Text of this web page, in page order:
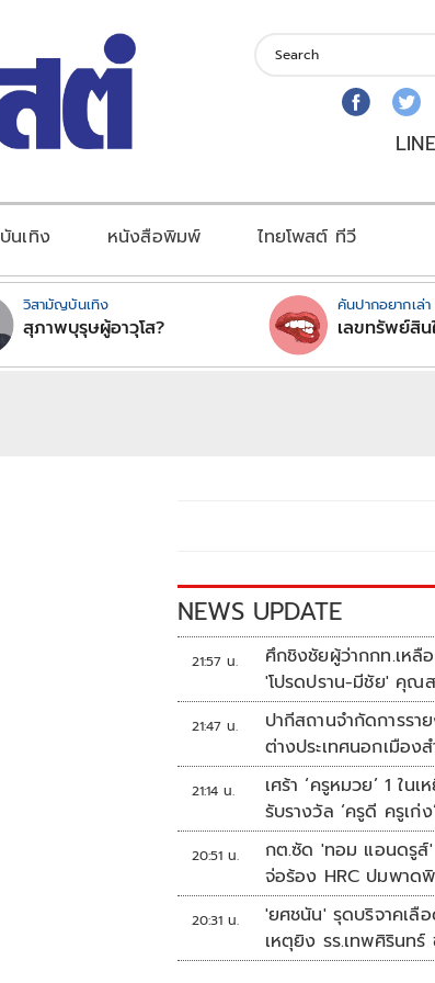
บันเทิง หนังสือพิมพ์ ไทยโพสต์ ทีวี
วิสามัญบันเทิง
สุภาพบุรุษผู้อาวุโส?
คันปากอยากเล่า
เลขทรัพย์สิน
NEWS UPDATE
21:57 น.
ศึกชิงชัยผู้ว่ากกท.เหลื
'โปรดปราน-มีชัย' คุณ
21:47 น.
ปากีสถานจำกัดการรา
ต่างประเทศนอกเมือง
21:14 น.
เศร้า ‘ครูหมวย’ 1 ใน
รับรางวัล ‘ครูดี ครูเก่ง
20:51 น.
กต.ซัด 'ทอม แอนดรูส์'
จ่อร้อง HRC ปมพาด
20:31 น.
'ยศชนัน' รุดบริจาคเลื
เหตุยิง รร.เทพศิรินทร์
ร่วมบริจาค